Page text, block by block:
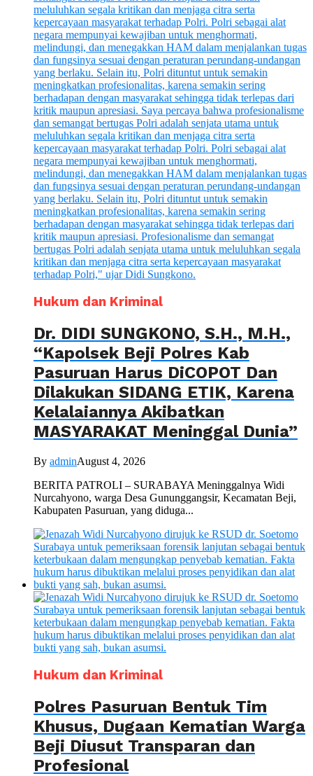
Hukum dan Kriminal
Dr. DIDI SUNGKONO, S.H., M.H.,
“Kapolsek Beji Polres Kab
Pasuruan Harus DiCOPOT Dan
Dilakukan SIDANG ETIK, Karena
Kelalaiannya Akibatkan
MASYARAKAT Meninggal Dunia”
By adminAugust 4, 2026
BERITA PATROLI – SURABAYA Meninggalnya Widi
Nurcahyono, warga Desa Gununggangsir, Kecamatan Beji,
Kabupaten Pasuruan, yang diduga...
Hukum dan Kriminal
Polres Pasuruan Bentuk Tim
Khusus, Dugaan Kematian Warga
Beji Diusut Transparan dan
Profesional